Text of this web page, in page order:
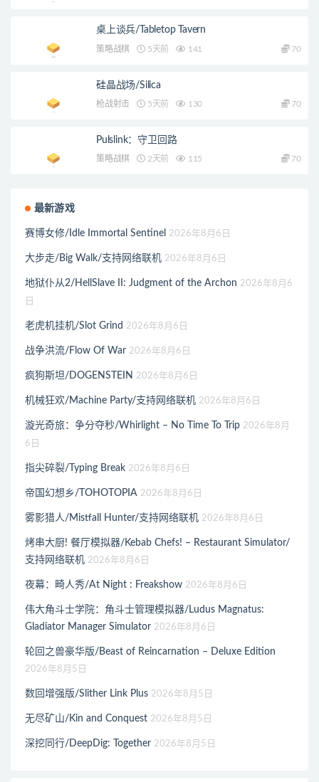
桌上谈兵/Tabletop Tavern
策略战棋 5天前 141 70
硅晶战场/Silica
枪战射击 5天前 130 70
Pulslink：守卫回路
策略战棋 2天前 115 70
最新游戏
赛博女修/Idle Immortal Sentinel 2026年8月6日
大步走/Big Walk/支持网络联机 2026年8月6日
地狱仆从2/HellSlave II: Judgment of the Archon 2026年8月6
日
老虎机挂机/Slot Grind 2026年8月6日
战争洪流/Flow Of War 2026年8月6日
疯狗斯坦/DOGENSTEIN 2026年8月6日
机械狂欢/Machine Party/支持网络联机 2026年8月6日
漩光奇旅：争分夺秒/Whirlight – No Time To Trip 2026年8月
6日
指尖碎裂/Typing Break 2026年8月6日
帝国幻想乡/TOHOTOPIA 2026年8月6日
雾影猎人/Mistfall Hunter/支持网络联机 2026年8月6日
烤串大厨! 餐厅模拟器/Kebab Chefs! – Restaurant Simulator/
支持网络联机 2026年8月6日
夜幕：畸人秀/At Night : Freakshow 2026年8月6日
伟大角斗士学院：角斗士管理模拟器/Ludus Magnatus:
Gladiator Manager Simulator 2026年8月6日
轮回之兽豪华版/Beast of Reincarnation – Deluxe Edition
2026年8月5日
数回增强版/Slither Link Plus 2026年8月5日
无尽矿山/Kin and Conquest 2026年8月5日
深挖同行/DeepDig: Together 2026年8月5日